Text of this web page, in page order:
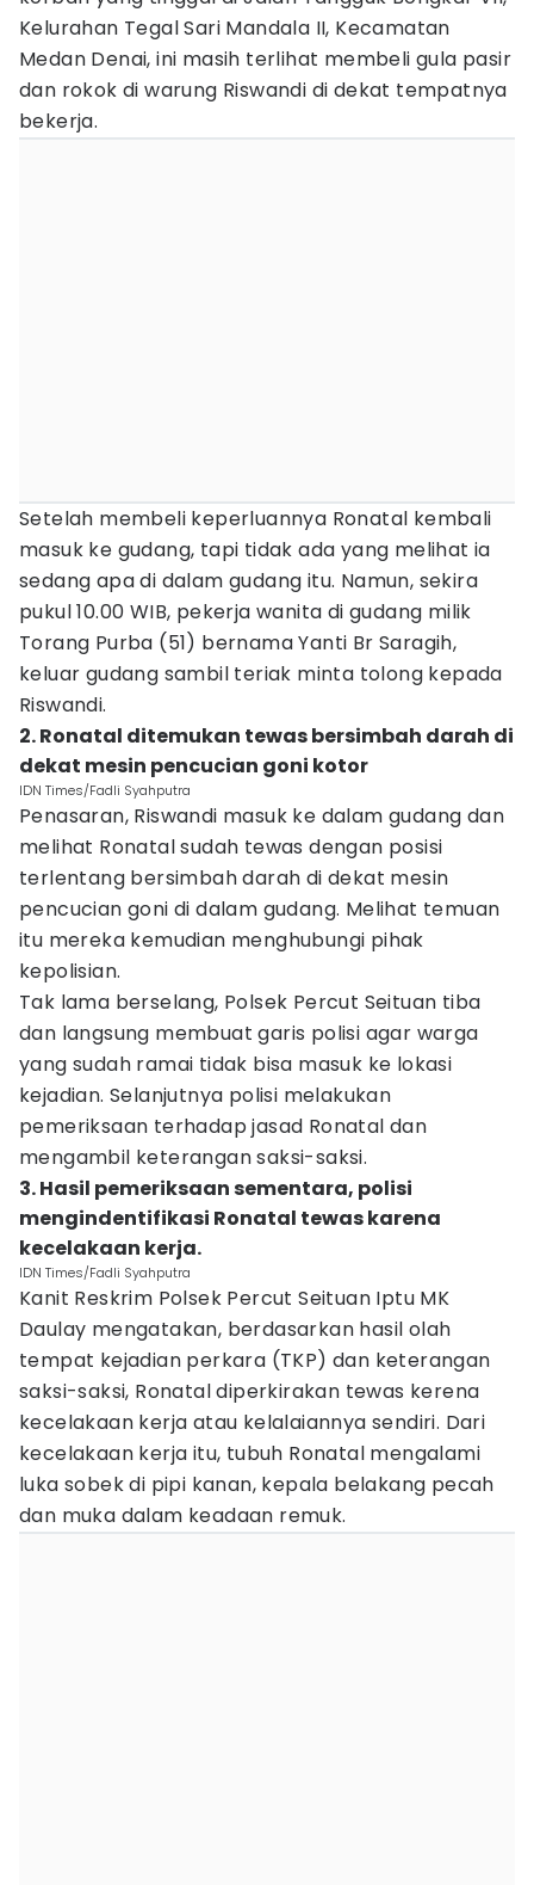
Kelurahan Tegal Sari Mandala II, Kecamatan
Medan Denai, ini masih terlihat membeli gula pasir
dan rokok di warung Riswandi di dekat tempatnya
bekerja.
Setelah membeli keperluannya Ronatal kembali
masuk ke gudang, tapi tidak ada yang melihat ia
sedang apa di dalam gudang itu. Namun, sekira
pukul 10.00 WIB, pekerja wanita di gudang milik
Torang Purba (51) bernama Yanti Br Saragih,
keluar gudang sambil teriak minta tolong kepada
Riswandi.
2. Ronatal ditemukan tewas bersimbah darah di
dekat mesin pencucian goni kotor
IDN Times/Fadli Syahputra
Penasaran, Riswandi masuk ke dalam gudang dan
melihat Ronatal sudah tewas dengan posisi
terlentang bersimbah darah di dekat mesin
pencucian goni di dalam gudang. Melihat temuan
itu mereka kemudian menghubungi pihak
kepolisian.
Tak lama berselang, Polsek Percut Seituan tiba
dan langsung membuat garis polisi agar warga
yang sudah ramai tidak bisa masuk ke lokasi
kejadian. Selanjutnya polisi melakukan
pemeriksaan terhadap jasad Ronatal dan
mengambil keterangan saksi-saksi.
3. Hasil pemeriksaan sementara, polisi
mengindentifikasi Ronatal tewas karena
kecelakaan kerja.
IDN Times/Fadli Syahputra
Kanit Reskrim Polsek Percut Seituan Iptu MK
Daulay mengatakan, berdasarkan hasil olah
tempat kejadian perkara (TKP) dan keterangan
saksi-saksi, Ronatal diperkirakan tewas kerena
kecelakaan kerja atau kelalaiannya sendiri. Dari
kecelakaan kerja itu, tubuh Ronatal mengalami
luka sobek di pipi kanan, kepala belakang pecah
dan muka dalam keadaan remuk.